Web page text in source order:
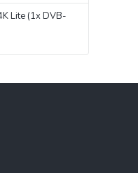
Lite (1x DVB-